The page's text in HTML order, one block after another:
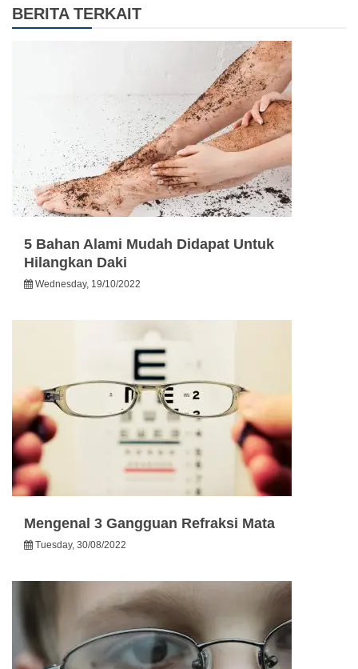
BERITA TERKAIT
5 Bahan Alami Mudah Didapat Untuk
Hilangkan Daki
Wednesday, 19/10/2022
Mengenal 3 Gangguan Refraksi Mata
Tuesday, 30/08/2022